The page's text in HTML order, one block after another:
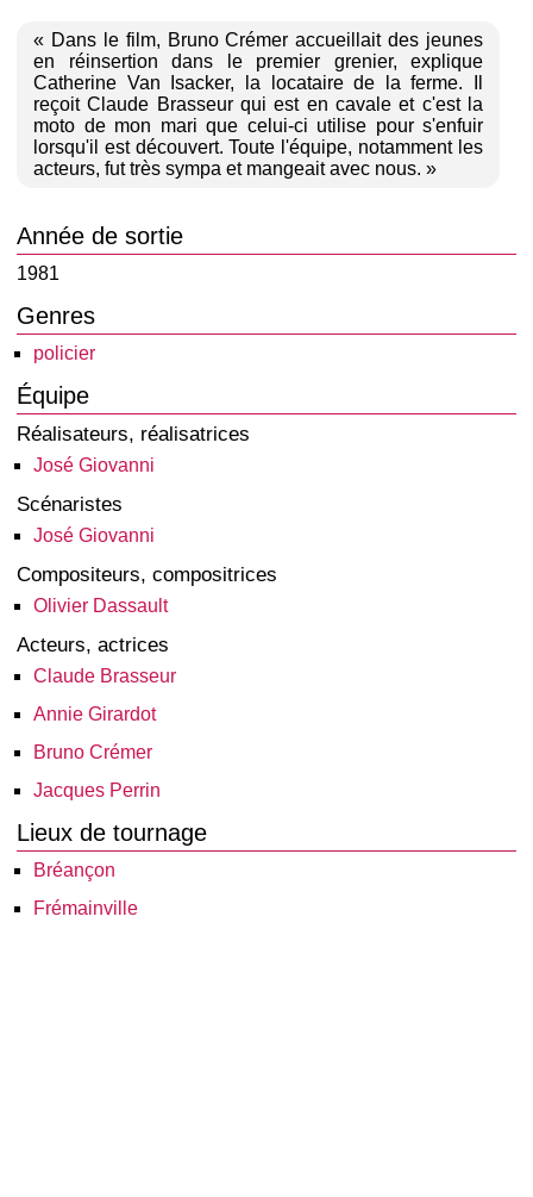
« Dans le film, Bruno Crémer accueillait des jeunes
en réinsertion dans le premier grenier, explique
Catherine Van Isacker, la locataire de la ferme. Il
reçoit Claude Brasseur qui est en cavale et c'est la
moto de mon mari que celui-ci utilise pour s'enfuir
lorsqu'il est découvert. Toute l'équipe, notamment les
acteurs, fut très sympa et mangeait avec nous. »
Année de sortie
1981
Genres
policier
Équipe
Réalisateurs, réalisatrices
José Giovanni
Scénaristes
José Giovanni
Compositeurs, compositrices
Olivier Dassault
Acteurs, actrices
Claude Brasseur
Annie Girardot
Bruno Crémer
Jacques Perrin
Lieux de tournage
Bréançon
Frémainville